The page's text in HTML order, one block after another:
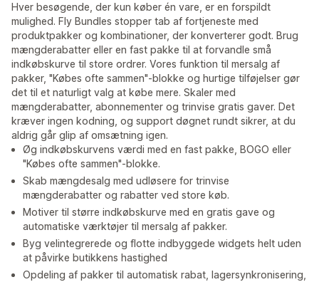
Hver besøgende, der kun køber én vare, er en forspildt
mulighed. Fly Bundles stopper tab af fortjeneste med
produktpakker og kombinationer, der konverterer godt. Brug
mængderabatter eller en fast pakke til at forvandle små
indkøbskurve til store ordrer. Vores funktion til mersalg af
pakker, "Købes ofte sammen"-blokke og hurtige tilføjelser gør
det til et naturligt valg at købe mere. Skaler med
mængderabatter, abonnementer og trinvise gratis gaver. Det
kræver ingen kodning, og support døgnet rundt sikrer, at du
aldrig går glip af omsætning igen.
Øg indkøbskurvens værdi med en fast pakke, BOGO eller
"Købes ofte sammen"-blokke.
Skab mængdesalg med udløsere for trinvise
mængderabatter og rabatter ved store køb.
Motiver til større indkøbskurve med en gratis gave og
automatiske værktøjer til mersalg af pakker.
Byg velintegrerede og flotte indbyggede widgets helt uden
at påvirke butikkens hastighed
Opdeling af pakker til automatisk rabat, lagersynkronisering,